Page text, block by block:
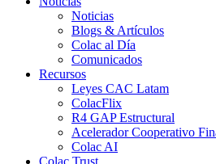
Noticias
Blogs & Artículos
Colac al Día
Comunicados
Recursos
Leyes CAC Latam
ColacFlix
R4 GAP Estructural
Acelerador Cooperativo
Colac AI
Colac Trust